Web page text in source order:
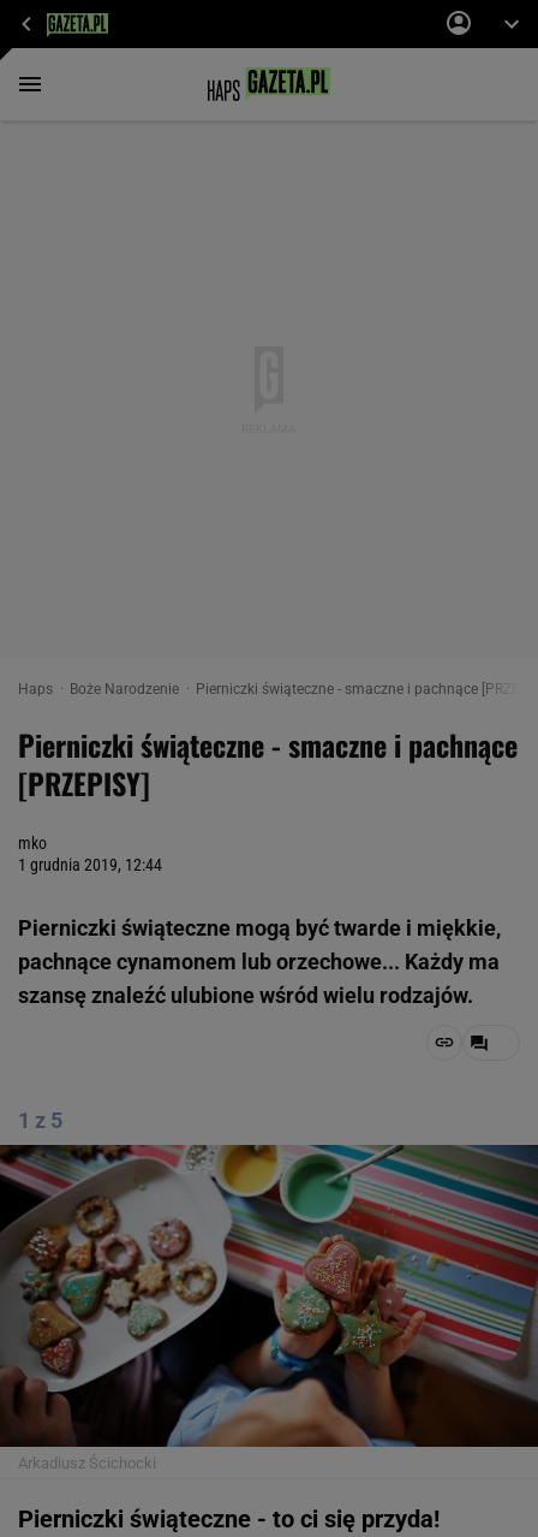
Haps Boże Narodzenie Pierniczki świąteczne - smaczne i pachnące
Pierniczki świąteczne - smaczne i pachnące
[PRZEPISY]
mko
1 grudnia 2019, 12:44
Pierniczki świąteczne mogą być twarde i miękkie,
pachnące cynamonem lub orzechowe... Każdy ma
szansę znaleźć ulubione wśród wielu rodzajów.
1 z 5
Arkadiusz Ścichocki
Pierniczki świąteczne - to ci się przyda!